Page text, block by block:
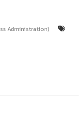
Administration)